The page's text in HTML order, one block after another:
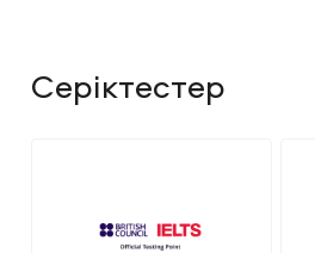
Серіктестер